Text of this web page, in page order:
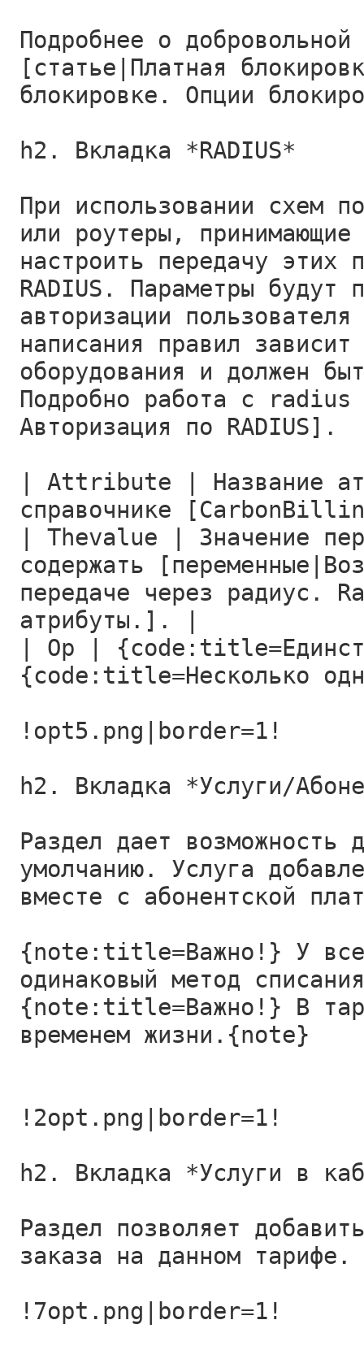
Подробнее о
[статье|Платная
блокировке. Опции
h2. Вкладка *RADIUS*
При использовании схем
или роутеры,
настроить передачу этих
RADIUS. Параметры будут
авторизации
написания правил
оборудования и должен
Подробно работа с radius
Авторизация по RADIUS].
| Attribute | Название
справочнике
| Thevalue | Значение
содержать
передаче через радиус.
атрибуты.]. |
| Op |
{code:title=Несколько
!opt5.png|border=1!
h2. Вкладка *Услуги/
Раздел дает возможность
умолчанию. Услуга
вместе с абонентской
{note:title=Важно!} У
одинаковый метод
{note:title=Важно!} В
временем жизни.{note}
!2opt.png|border=1!
h2. Вкладка *Услуги в
Раздел позволяет
заказа на данном тарифе.
!7opt.png|border=1!